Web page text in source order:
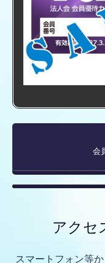
会
アクセ
スマートフォン等